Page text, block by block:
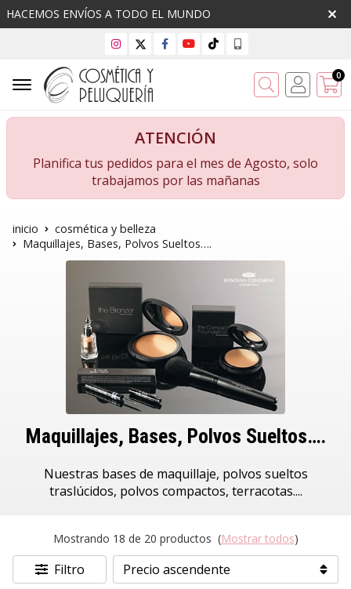
HACEMOS ENVÍOS A TODO EL MUNDO
Buscar 0
ATENCIÓN
Planifica tus pedidos para el mes de Agosto, solo
trabajamos por las mañanas
inicio
cosmética y belleza
Maquillajes, Bases, Polvos Sueltos….
Maquillajes, Bases, Polvos Sueltos….
Nuestras bases de maquillaje, polvos sueltos
traslúcidos, polvos compactos, terracotas....
Mostrando 18 de 20 productos (Mostrar todos)
Filtro